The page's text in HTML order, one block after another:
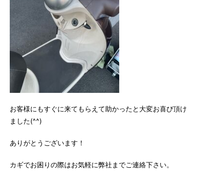
お客様にもすぐに来てもらえて助かったと大変お喜び頂け
ました(^^)
ありがとうございます！
カギでお困りの際はお気軽に弊社までご連絡下さい。